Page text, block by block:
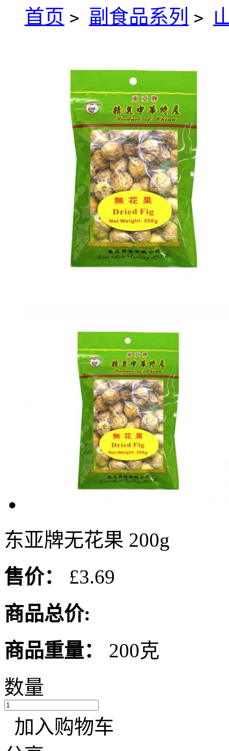
首页 > 副食品系列 >
东亚牌无花果 200g
售价：
£3.69
商品总价:
商品重量：
200克
数量
加入购物车